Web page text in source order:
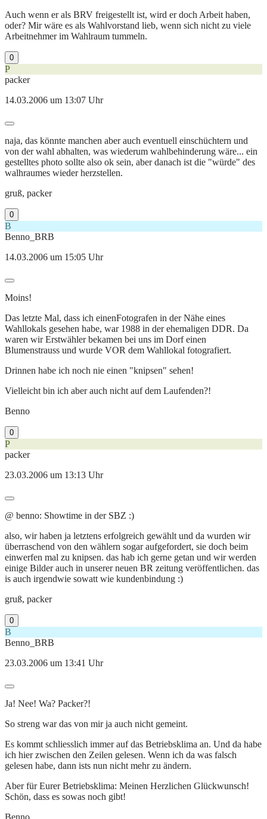
Auch wenn er als BRV freigestellt ist, wird er doch Arbeit haben,
oder? Mir wäre es als Wahlvorstand lieb, wenn sich nicht zu viele
Arbeitnehmer im Wahlraum tummeln.
0
P
packer
14.03.2006 um 13:07 Uhr
naja, das könnte manchen aber auch eventuell einschüchtern und
von der wahl abhalten, was wiederum wahlbehinderung wäre... ein
gestelltes photo sollte also ok sein, aber danach ist die "würde" des
walhraumes wieder herzstellen.
gruß, packer
0
B
Benno_BRB
14.03.2006 um 15:05 Uhr
Moins!
Das letzte Mal, dass ich einenFotografen in der Nähe eines
Wahllokals gesehen habe, war 1988 in der ehemaligen DDR. Da
waren wir Erstwähler bekamen bei uns im Dorf einen
Blumenstrauss und wurde VOR dem Wahllokal fotografiert.
Drinnen habe ich noch nie einen "knipsen" sehen!
Vielleicht bin ich aber auch nicht auf dem Laufenden?!
Benno
0
P
packer
23.03.2006 um 13:13 Uhr
@ benno: Showtime in der SBZ :)
also, wir haben ja letztens erfolgreich gewählt und da wurden wir
überraschend von den wählern sogar aufgefordert, sie doch beim
einwerfen mal zu knipsen. das hab ich gerne getan und wir werden
einige Bilder auch in unserer neuen BR zeitung veröffentlichen. das
is auch irgendwie sowatt wie kundenbindung :)
gruß, packer
0
B
Benno_BRB
23.03.2006 um 13:41 Uhr
Ja! Nee! Wa? Packer?!
So streng war das von mir ja auch nicht gemeint.
Es kommt schliesslich immer auf das Betriebsklima an. Und da habe
ich hier zwischen den Zeilen gelesen. Wenn ich da was falsch
gelesen habe, dann ists nun nicht mehr zu ändern.
Aber für Eurer Betriebsklima: Meinen Herzlichen Glückwunsch!
Schön, dass es sowas noch gibt!
Benno